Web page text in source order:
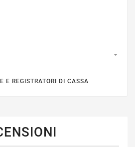

E REGISTRATORI DI CASSA